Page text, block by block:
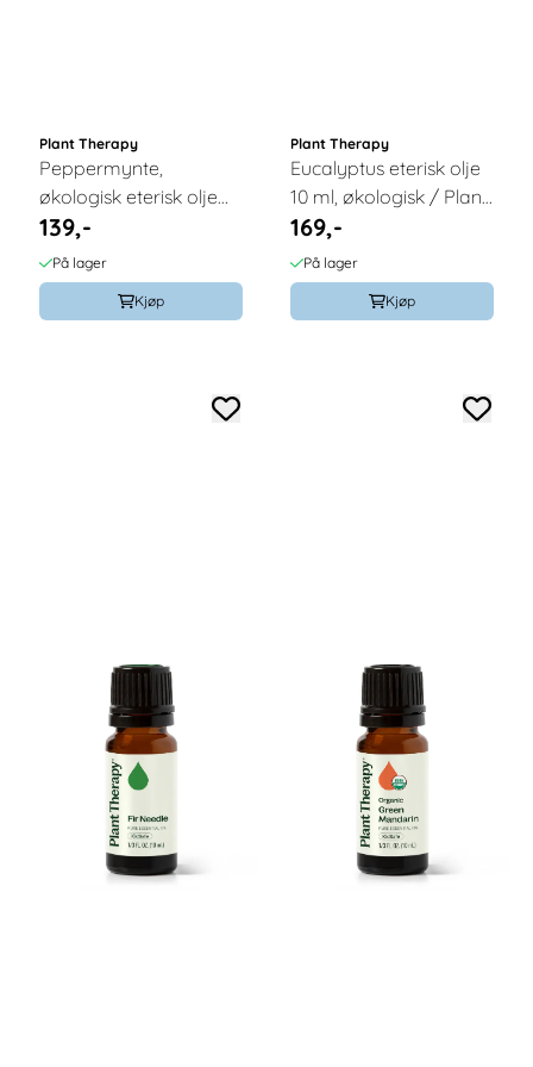
Plant Therapy
Peppermynte,
økologisk eterisk olje
10ml / Plant Therapy
139,-
På lager
Kjøp
Plant Therapy
Eucalyptus eterisk olje
10 ml, økologisk / Plant
Therapy
169,-
På lager
Kjøp